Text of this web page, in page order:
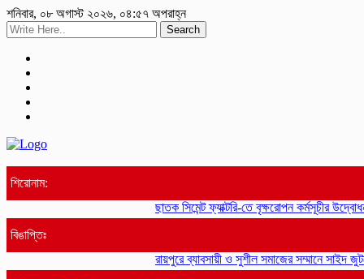
শনিবার, ০৮ অগাস্ট ২০২৬, ০৪:৫৭ অপরাহ্ন
Search
শিরোনাম:
ছাতক সিমেন্ট ফ্যাক্টরি-তে বৃক্ষরোপন কর্মসূচীর
বিঙাপ্তিঃ
রায়পুরে ব্যাবসায়ী ও সুশীল সমাজের সম্মানে সাইদ